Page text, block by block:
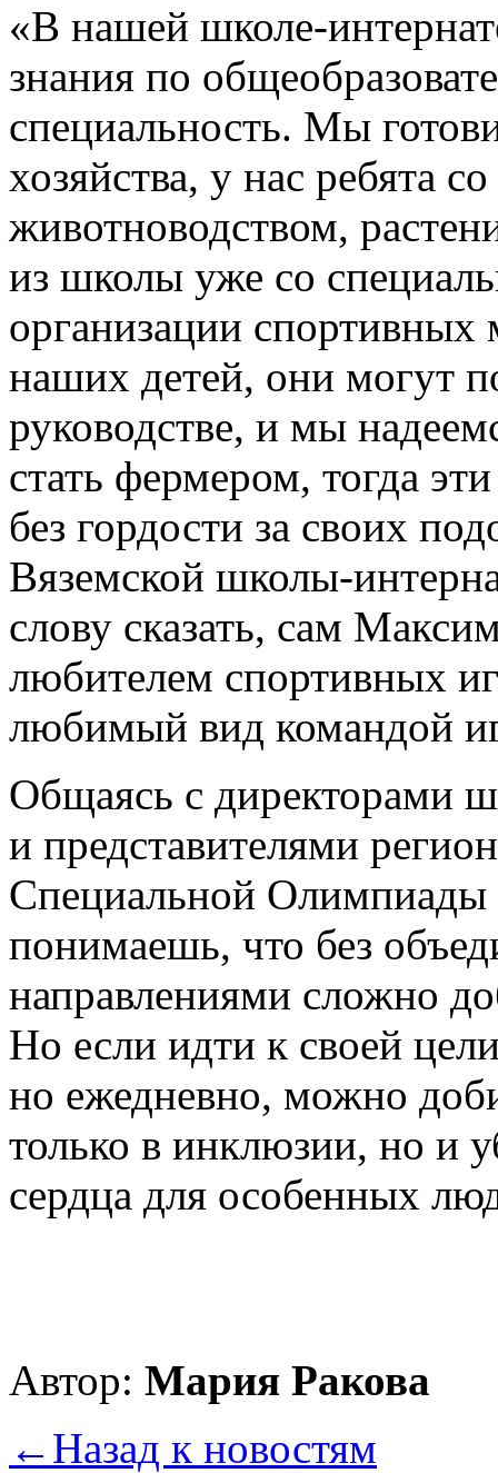
«В нашей школе-
знания по
специальность. Мы
хозяйства, у нас ребята
животноводством,
из школы уже со
организации
наших детей, они могут
руководстве, и мы
стать фермером, тогда
без гордости за своих
Вяземской школы-
слову сказать, сам
любителем спортивных
любимый вид командой
Общаясь с директорами
и представителями
Специальной Олимпиады
понимаешь, что без
направлениями сложно
Но если идти к своей
но ежедневно, можно
только в инклюзии, но и
сердца для особенных
Автор: Мария Ракова
← Назад к новостям